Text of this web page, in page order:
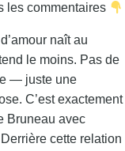
les commentaires
naît au
le moins. Pas de
— juste une
C’est exactement
Bruneau avec
cette relation